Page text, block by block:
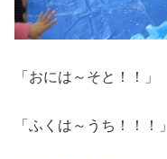
「おには～そと！！」
「ふくは～うち！！！」